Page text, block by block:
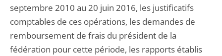
septembre 2010 au 20 juin 2016, les justificatifs
comptables de ces opérations, les demandes de
remboursement de frais du président de la
fédération pour cette période, les rapports établis